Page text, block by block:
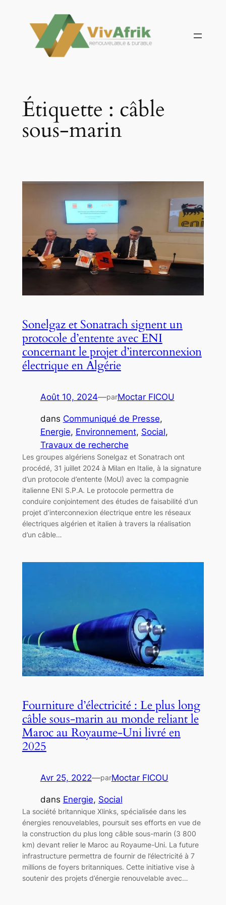
contenu
Étiquette : câble
sous-marin
Sonelgaz et Sonatrach signent un
protocole d’entente avec ENI
concernant le projet d’interconnexion
électrique en Algérie
Août 10, 2024—parMoctar FICOU
dans Communiqué de Presse
Energie, Environnement, Social
Travaux de recherche
Les groupes algériens Sonelgaz et Sonatrach ont
procédé, 31 juillet 2024 à Milan en Italie, à la signature
d’un protocole d’entente (MoU) avec la compagnie
italienne ENI S.P.A. Le protocole permettra de
conduire conjointement des études de faisabilité d’un
projet d’interconnexion électrique entre les réseaux
électriques algérien et italien à travers la réalisation
d’un câble…
Fourniture d’électricité : Le plus long
câble sous-marin au monde reliant le
Maroc au Royaume-Uni livré en
2025
Avr 25, 2022—parMoctar FICOU
dans Energie, Social
La société britannique Xlinks, spécialisée dans les
énergies renouvelables, poursuit ses efforts en vue de
la construction du plus long câble sous-marin (3 800
km) devant relier le Maroc au Royaume-Uni. La future
infrastructure permettra de fournir de l’électricité à 7
millions de foyers britanniques. Cette initiative vise à
soutenir des projets d’énergie renouvelable avec…